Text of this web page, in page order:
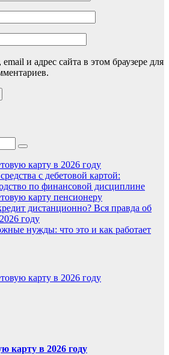
и адрес сайта в этом браузере для
карту в 2026 году
с дебетовой картой:
по финансовой дисциплине
карту пенсионеру
дистанционно? Вся правда об
году
нужды: что это и как работает
карту в 2026 году
карту в 2026 году